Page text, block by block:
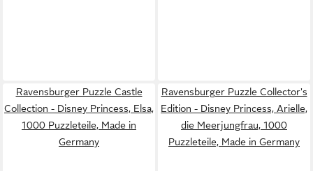
Ravensburger Puzzle Castle
Collection - Disney Princess, Elsa,
1000 Puzzleteile, Made in
Germany
Ravensburger Puzzle Collector's
Edition - Disney Princess, Arielle,
die Meerjungfrau, 1000
Puzzleteile, Made in Germany